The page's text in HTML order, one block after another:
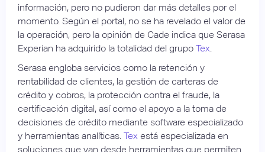
información, pero no pudieron dar más detalles por el
momento. Según el portal, no se ha revelado el valor de
la operación, pero la opinión de Cade indica que Serasa
Experian ha adquirido la totalidad del grupo Tex
Serasa engloba servicios como la retención y
rentabilidad de clientes, la gestión de carteras de
crédito y cobros, la protección contra el fraude, la
certificación digital, así como el apoyo a la toma de
decisiones de crédito mediante software especializado
y herramientas analíticas. Tex está especializada en
soluciones que van desde herramientas que permiten